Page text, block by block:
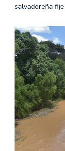
salvadoreña